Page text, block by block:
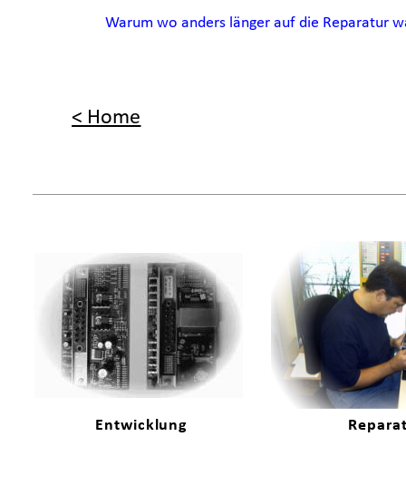
Entwicklung
Warum wo anders länger auf die Reparatur
< Home